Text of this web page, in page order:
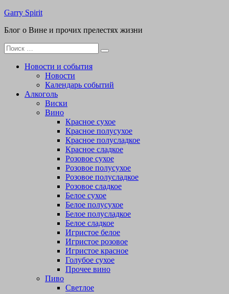
Перейти
содержимому
Garry Spirit
Блог о Вине и прочих прелестях жизни
Поиск
для:
Новости и события
Новости
Календарь событий
Алкоголь
Виски
Вино
Красное сухое
Красное полусухое
Красное полусладкое
Красное сладкое
Розовое сухое
Розовое полусухое
Розовое полусладкое
Розовое сладкое
Белое сухое
Белое полусухое
Белое полусладкое
Белое сладкое
Игристое белое
Игристое розовое
Игристое красное
Голубое сухое
Прочее вино
Пиво
Светлое